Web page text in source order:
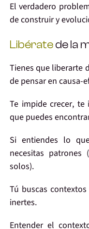
Elverdadero
de construir y
Libératede la
Tienes que liberarte
de pensar en causa-
Te impide crecer, te
que puedes
Si entiendes lo
necesitas patrones
solos).
Tú buscas
inertes.
Entender el